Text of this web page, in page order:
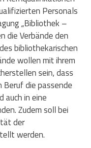
Personals
„Bibliothek –
die Verbände den
bibliothekarischen
wollen mit ihrem
sein, dass
die passende
auch in eine
Zudem soll bei
der
werden.